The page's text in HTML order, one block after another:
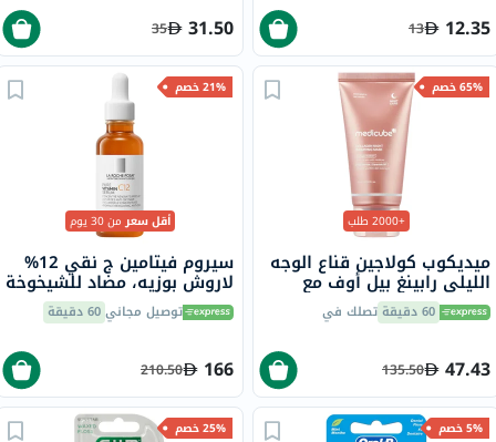
12.35
13
31.50
35
65% خصم
+2000 طلب
ميديكوب كولاجين قناع الوجه
الليلي رابينغ بيل أوف مع
النياسيناميد والسيراميد 75
مل 60 دقيقة تصلك في
47.43
135.50
21% خصم
أقل سعرمن 30 يوم
سيروم فيتامين ج نقي 12%
لاروش بوزيه، مضاد للشيخوخة
- 30 مل توصيل مجاني60 دقيقة
166
210.50
5% خصم 25% خصم